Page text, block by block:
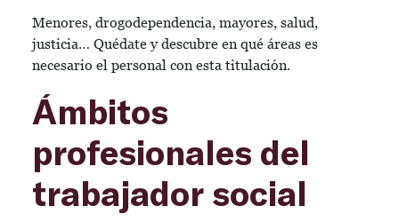
Menores, drogodependencia, mayores, salud,
justicia… Quédate y descubre en qué áreas es
necesario el personal con esta titulación.
Ámbitos
profesionales del
trabajador social